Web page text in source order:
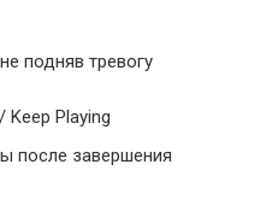
подняв тревогу
Keep Playing
после завершения